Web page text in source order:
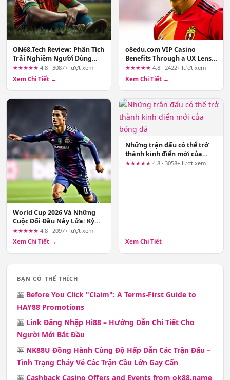
ON68.Tech Review: Phân Tích
Trải Nghiệm Người Dùng
Sau Khi Bóc Tách Các Lời
Quảng Cáo
★★★★★ 4.8 · 3087+ lượt xem
Xem Chi Tiết →
o8edu.com VIP Casino
Benefits Through a UX Lens:
Where the Premium
Experience Holds Up and
★★★★★ 4.8 · 2422+ lượt xem
Xem Chi Tiết →
World Cup 2026 Và Những
Cuộc Đối Đầu Nảy Lửa: Kỷ
Nguyên Mới Của Bóng Đá
Thế Giới
★★★★★ 4.8 · 2097+ lượt xem
Xem Chi Tiết →
Những trận đấu có thể trở
thành kinh điển mới của
bóng đá
★★★★★ 4.8 · 3058+ lượt xem
Xem Chi Tiết →
BẠN CÓ THỂ THÍCH
🎰 Before You Click "Claim": A Terms-First Guide to
HAY88 Promotions
🎰 Link Đăng Nhập Hi88 – Hướng Dẫn Chi Tiết Cho
Người Mới Bắt Đầu
🎰 NK88U Đồng Hành Cùng Độ Hấp Dẫn Các Trận Đấu –
Tình Trạng Cháy Vé Các Trận Cầu Lớn Gay Cấn
🎰 Cashback Casino Offers and Events from ok88.name